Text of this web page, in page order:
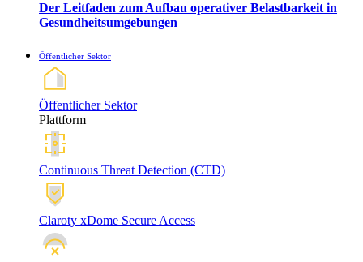
Der Leitfaden zum Aufbau operativer Belastbarkeit in
Gesundheitsumgebungen
Öffentlicher Sektor
Öffentlicher Sektor
Plattform
Continuous Threat Detection (CTD)
Claroty xDome Secure Access